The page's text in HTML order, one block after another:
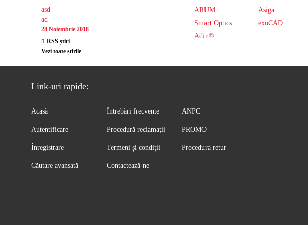
asd
ad
28 Noiembrie 2018
RSS știri
Vezi toate știrile
ARUM
Asiga
Smart Optics
exoCAD
Adin®
Link-uri rapide:
Acasă
Autentificare
Înregistrare
Căutare avansată
Întrebări frecvente
Procedură reclamaţii
Termeni și condiții
Contactează-ne
ANPC
PROMO
Procedura retur